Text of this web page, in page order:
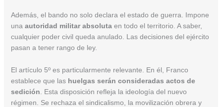
Además, el bando no solo declara el estado de guerra. Impone
una autoridad militar absolutaen todo el territorio. A saber,
cualquier poder civil queda anulado. Las decisiones del ejército
pasan a tener rango de ley.
El artículo 5º es particularmente relevante. En él, Franco
establece que las huelgas serán consideradas actos de
sedición . Esta disposición refleja la ideología del nuevo
régimen. Se rechaza el sindicalismo, la movilización obrera y